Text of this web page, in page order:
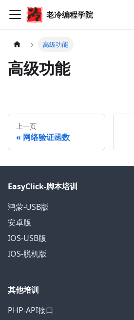
老冷编程学院
高级功能
高级功能
上一页
网络验证函数
EasyClick-脚本培训
鸿蒙-USB版
安卓版
IOS-USB版
IOS-脱机版
其他培训
PHP-API接口